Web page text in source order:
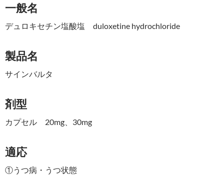
一般名
デュロキセチン塩酸塩 duloxetine hydrochloride
製品名
サインバルタ
剤型
カプセル 20mg、30mg
適応
①うつ病・うつ状態